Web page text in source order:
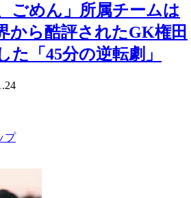
ごめん」所属チームは
から酷評されたGK権田
た「45分の逆転劇」
プ